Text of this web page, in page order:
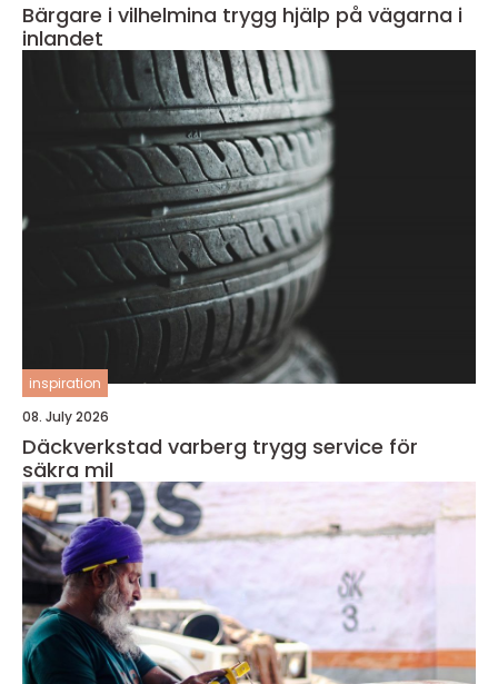
Bärgare i vilhelmina trygg hjälp på vägarna i
inlandet
inspiration
08. July 2026
Däckverkstad varberg trygg service för
säkra mil